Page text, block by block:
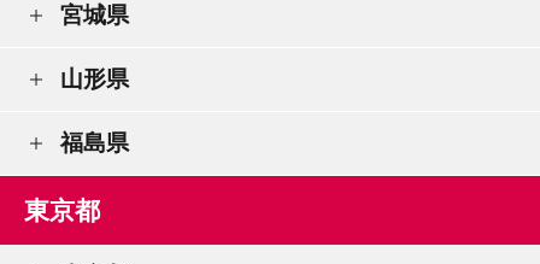
宮城県
山形県
福島県
東京都